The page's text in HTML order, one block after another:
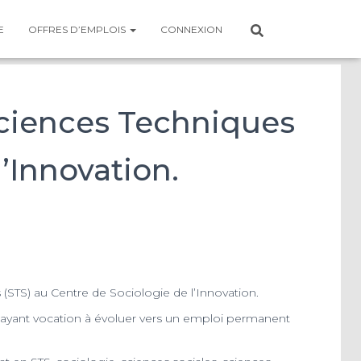
OFFRES D’EMPLOIS CONNEXION
Techniques
au Centre de Sociologie de l’Innovation.
vocation à évoluer vers un emploi permanent